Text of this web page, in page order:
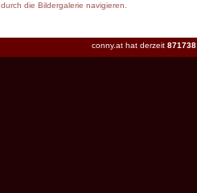
durch die Bildergalerie navigieren.
conny.at hat derzeit 871738